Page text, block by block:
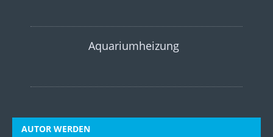
Aquariumheizung
AUTOR WERDEN